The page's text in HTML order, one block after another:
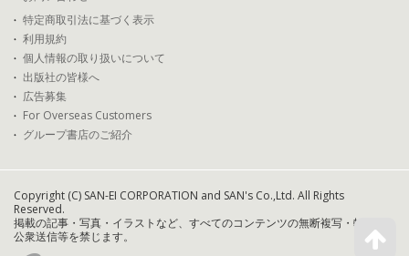
特定商取引法に基づく表示
利用規約
個人情報の取り扱いについて
出版社の皆様へ
広告募集
For Overseas Customers
グループ書店のご紹介
Copyright (C) SAN-EI CORPORATION and SAN's Co.,Ltd. All Rights
Reserved.
掲載の記事・写真・イラストなど、すべてのコンテンツの無断複写・転載・
公衆送信等を禁じます。